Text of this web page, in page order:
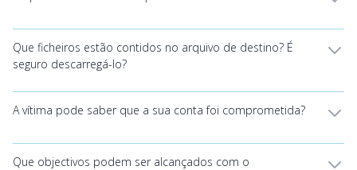
Que ficheiros estão contidos no arquivo de destino? É
seguro descarregá-lo?
A vítima pode saber que a sua conta foi comprometida?
Que objectivos podem ser alcançados com o